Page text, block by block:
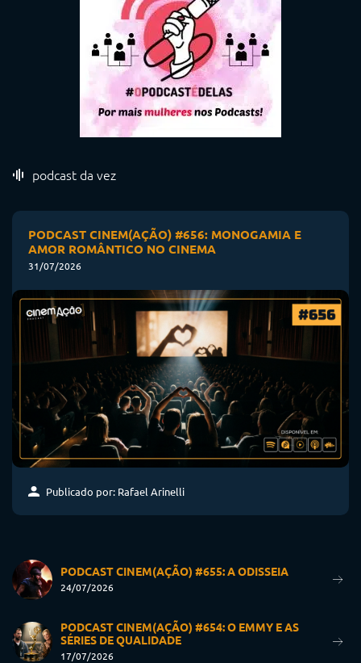
podcast da vez
PODCAST CINEM(AÇÃO) #656: MONOGAMIA E
AMOR ROMÂNTICO NO CINEMA
31/07/2026
Publicado por: Rafael Arinelli
PODCAST CINEM(AÇÃO) #655: A ODISSEIA
24/07/2026
PODCAST CINEM(AÇÃO) #654: O EMMY E AS
SÉRIES DE QUALIDADE
17/07/2026